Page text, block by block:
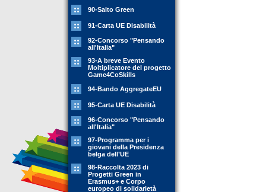
90-Salto Green
91-Carta UE Disabilità
92-Concorso "Pensando
all'Italia"
93-A breve Evento
Moltiplicatore del progetto
Game4CoSkills
94-Bando AggregateEU
95-Carta UE Disabilità
96-Concorso "Pensando
all'Italia"
97-Programma per i
giovani della Presidenza
belga dell’UE
98-Raccolta 2023 di
Progetti Green in
Erasmus+ e Corpo
europeo di solidarietà